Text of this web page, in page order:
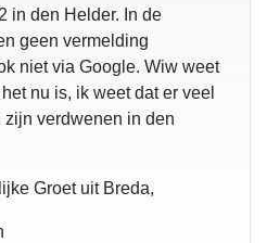
in den Helder. In de
geen vermelding
niet via Google. Wiw weet
nu is, ik weet dat er veel
zijn verdwenen in den
Groet uit Breda,